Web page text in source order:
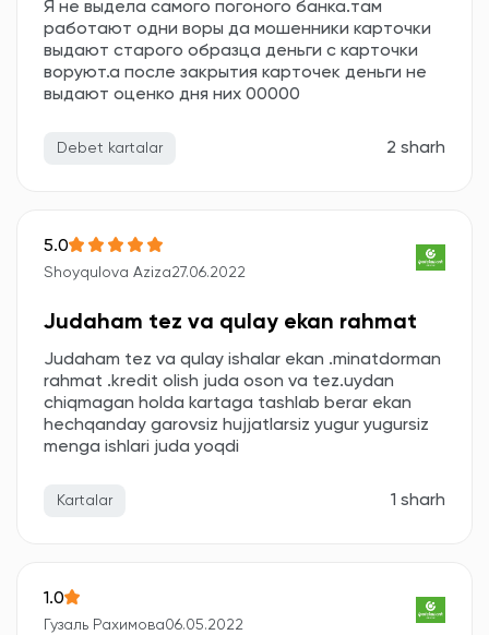
Я не выдела самого погоного банка.там
работают одни воры да мошенники карточки
выдают старого образца деньги с карточки
воруют.а после закрытия карточек деньги не
выдают оценко дня них 00000
Debet kartalar 2 sharh
5.0
Shoyqulova Aziza27.06.2022
Judaham tez va qulay ekan rahmat
Judaham tez va qulay ishalar ekan .minatdorman
rahmat .kredit olish juda oson va tez.uydan
chiqmagan holda kartaga tashlab berar ekan
hechqanday garovsiz hujjatlarsiz yugur yugursiz
menga ishlari juda yoqdi
Kartalar 1 sharh
1.0
Гузаль Рахимова06.05.2022